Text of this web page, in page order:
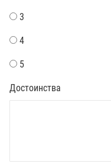
3
4
5
Достоинства